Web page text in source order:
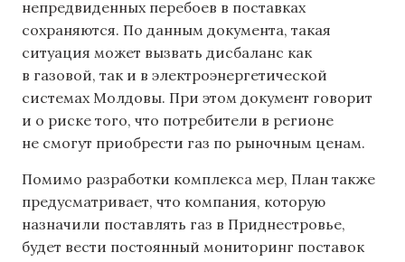
непредвиденных перебоев в поставках
сохраняются. По данным документа, такая
ситуация может вызвать дисбаланс как
в газовой, так и в электроэнергетической
системах Молдовы. При этом документ говорит
и о риске того, что потребители в регионе
не смогут приобрести газ по рыночным ценам.
Помимо разработки комплекса мер, План также
предусматривает, что компания, которую
назначили поставлять газ в Приднестровье,
будет вести постоянный мониторинг поставок